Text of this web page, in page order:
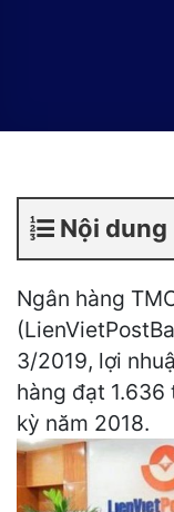
Nội dung
Ngân hàng
3/2019, lợi
hàng đạt 1.636
kỳ năm 2018.